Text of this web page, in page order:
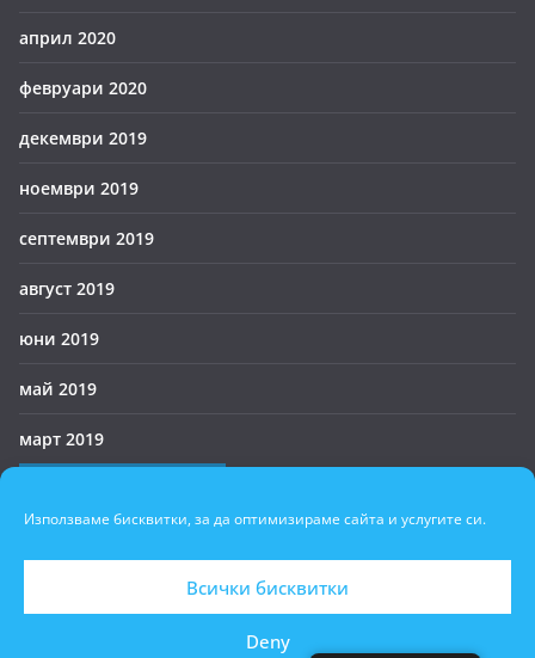
Използваме бисквитки, за да оптимизираме сайта и услугите си.
Всички бисквитки
Deny
април 2020
февруари 2020
декември 2019
ноември 2019
септември 2019
август 2019
юни 2019
май 2019
март 2019
БАУХ. Всички права запазени.